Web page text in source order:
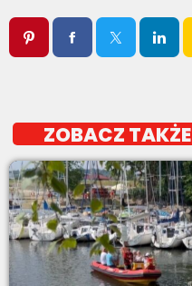
ZOBACZ TAKŻE